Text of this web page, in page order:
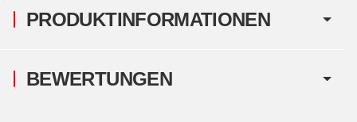
PRODUKTINFORMATIONEN
BEWERTUNGEN